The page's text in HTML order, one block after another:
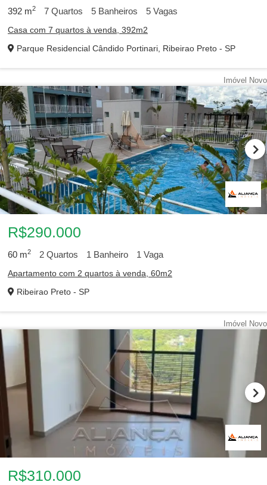
392 m2 7 Quartos 5 Banheiros 5 Vagas
Casa com 7 quartos à venda, 392m2
Parque Residencial Cândido Portinari, Ribeirao Preto - SP
Imóvel Novo
R$290.000
60 m2 2 Quartos 1 Banheiro 1 Vaga
Apartamento com 2 quartos à venda, 60m2
Ribeirao Preto - SP
Imóvel Novo
R$310.000
1 2 3